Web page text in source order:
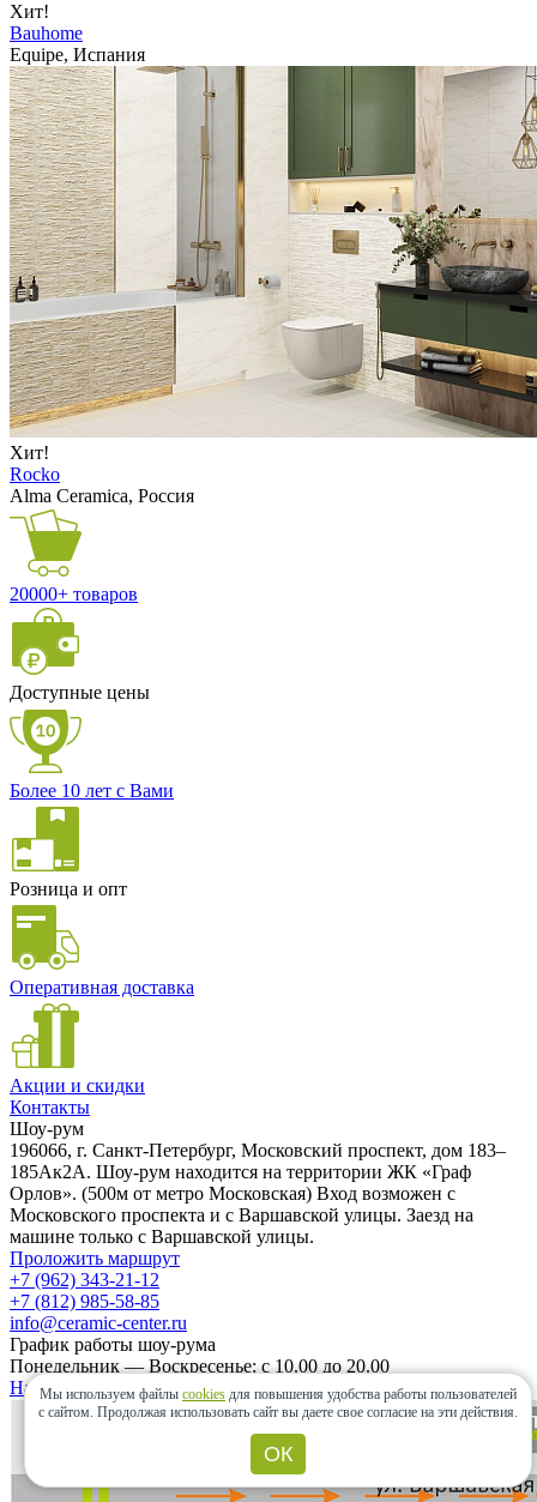
Хит!
Bauhome
Equipe, Испания
Хит!
Rocko
Alma Ceramica, Россия
20000+ товаров
Доступные цены
Более 10 лет с Вами
Розница и опт
Оперативная доставка
Акции и скидки
Контакты
Шоу-рум
196066, г. Санкт-Петербург, Московский проспект, дом 183–
185Ак2А. Шоу-рум находится на территории ЖК «Граф
Орлов». (500м от метро Московская) Вход возможен с
Московского проспекта и с Варшавской улицы. Заезд на
машине только с Варшавской улицы.
Проложить маршрут
+7 (962) 343-21-12
+7 (812) 985-58-85
info@ceramic-center.ru
График работы шоу-рума
Понедельник — Воскресенье: с 10.00 до 20.00
Найти шоу-рум быстро
Мы используем файлы cookies для повышения удобства работы пользователей
с сайтом. Продолжая использовать сайт вы даете свое согласие на эти действия.
ОК